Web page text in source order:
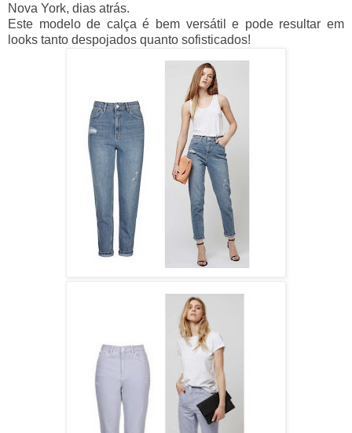
Nova York, dias atrás.
Este modelo de calça é bem versátil e pode resultar em
looks tanto despojados quanto sofisticados!